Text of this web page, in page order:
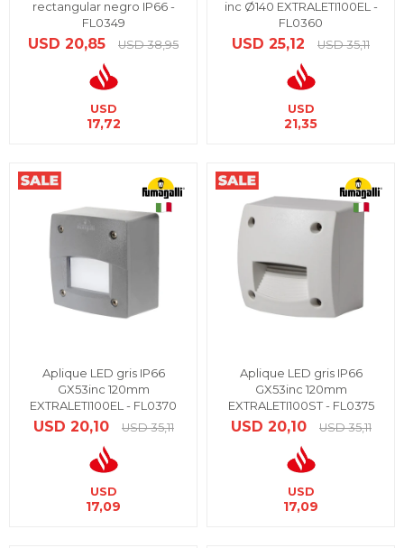
rectangular negro IP66 -
FL0349
USD 20,85 USD 38,95
USD
17,72
inc Ø140 EXTRALETI100EL -
FL0360
USD 25,12 USD 35,11
USD
21,35
Aplique LED gris IP66
GX53inc 120mm
EXTRALETI100EL - FL0370
USD 20,10 USD 35,11
USD
17,09
Aplique LED gris IP66
GX53inc 120mm
EXTRALETI100ST - FL0375
USD 20,10 USD 35,11
USD
17,09